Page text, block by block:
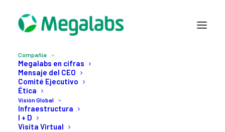
Compañía
Megalabs en cifras
Mensaje del CEO
Comité Ejecutivo
Ética
Visión Global
Infraestructura
I + D
Visita Virtual
Calidad de vida